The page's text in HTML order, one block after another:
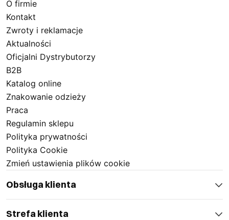
O firmie
Kontakt
Zwroty i reklamacje
Aktualności
Oficjalni Dystrybutorzy
B2B
Katalog online
Znakowanie odzieży
Praca
Regulamin sklepu
Polityka prywatności
Polityka Cookie
Zmień ustawienia plików cookie
Obsługa klienta
Strefa klienta